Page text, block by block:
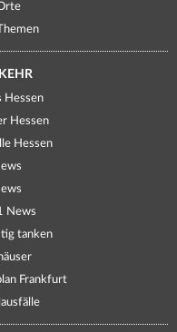
Hessen
Hessen
Hessen
News
tanken
Frankfurt